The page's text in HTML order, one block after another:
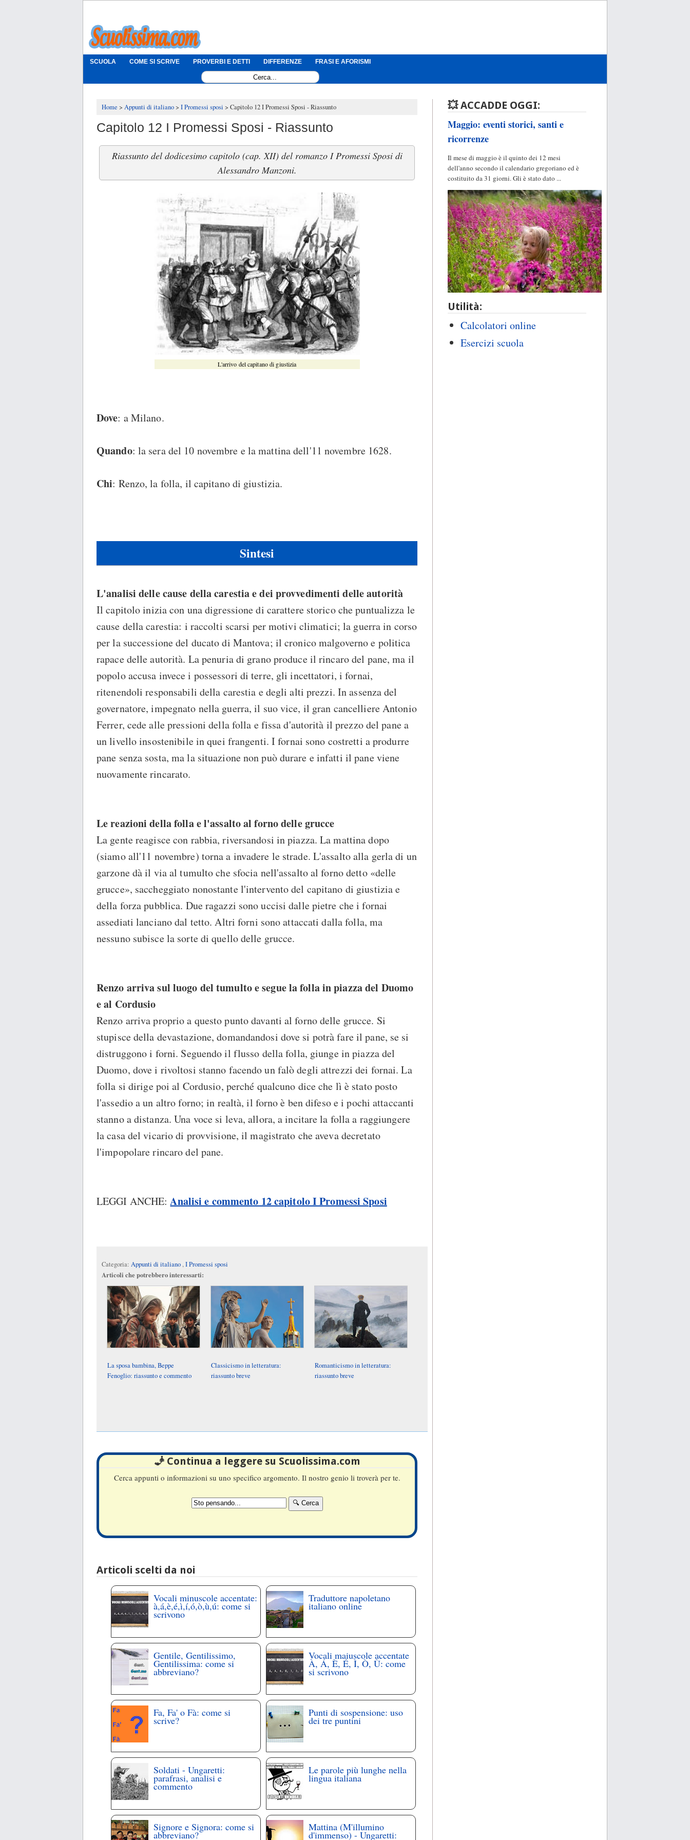
SCUOLA COME SI SCRIVE PROVERBI E DETTI DIFFERENZE FRASI E AFORISMI
Home Appunti di italiano I Promessi sposi Capitolo 12 I Promessi Sposi - Riassunto
Capitolo 12 I Promessi Sposi - Riassunto
Riassunto del dodicesimo capitolo (cap. XII) del romanzo I Promessi Sposi di
Alessandro Manzoni.
L'arrivo del capitano di giustizia
Dove: a Milano.
Quando: la sera del 10 novembre e la mattina dell'11 novembre 1628.
Chi: Renzo, la folla, il capitano di giustizia.
Sintesi
L'analisi delle cause della carestia e dei provvedimenti delle autorità
Il capitolo inizia con una digressione di carattere storico che puntualizza le
cause della carestia: i raccolti scarsi per motivi climatici; la guerra in corso
per la successione del ducato di Mantova; il cronico malgoverno e politica
rapace delle autorità. La penuria di grano produce il rincaro del pane, ma il
popolo accusa invece i possessori di terre, gli incettatori, i fornai,
ritenendoli responsabili della carestia e degli alti prezzi. In assenza del
governatore, impegnato nella guerra, il suo vice, il gran cancelliere Antonio
Ferrer, cede alle pressioni della folla e fissa d'autorità il prezzo del pane a
un livello insostenibile in quei frangenti. I fornai sono costretti a produrre
pane senza sosta, ma la situazione non può durare e infatti il pane viene
nuovamente rincarato.
Le reazioni della folla e l'assalto al forno delle grucce
La gente reagisce con rabbia, riversandosi in piazza. La mattina dopo
(siamo all'11 novembre) torna a invadere le strade. L'assalto alla gerla di un
garzone dà il via al tumulto che sfocia nell'assalto al forno detto «delle
grucce», saccheggiato nonostante l'intervento del capitano di giustizia e
della forza pubblica. Due ragazzi sono uccisi dalle pietre che i fornai
assediati lanciano dal tetto. Altri forni sono attaccati dalla folla, ma
nessuno subisce la sorte di quello delle grucce.
Renzo arriva sul luogo del tumulto e segue la folla in piazza del Duomo
e al Cordusio
Renzo arriva proprio a questo punto davanti al forno delle grucce. Si
stupisce della devastazione, domandandosi dove si potrà fare il pane, se si
distruggono i forni. Seguendo il flusso della folla, giunge in piazza del
Duomo, dove i rivoltosi stanno facendo un falò degli attrezzi dei fornai. La
folla si dirige poi al Cordusio, perché qualcuno dice che lì è stato posto
l'assedio a un altro forno; in realtà, il forno è ben difeso e i pochi attaccanti
stanno a distanza. Una voce si leva, allora, a incitare la folla a raggiungere
la casa del vicario di provvisione, il magistrato che aveva decretato
l'impopolare rincaro del pane.
LEGGI ANCHE:Analisi e commento 12 capitolo I Promessi Sposi
Categoria: Appunti di italiano,I Promessi sposi
Articoli che potrebbero interessarti:
La sposa bambina, Beppe
Fenoglio: riassunto e commento
Classicismo in letteratura:
riassunto breve
Romanticismo in letteratura:
riassunto breve
🧞 Continua a leggere su Scuolissima.com
Cerca appunti o informazioni su uno specifico argomento. Il nostro genio li troverà per te.
Articoli scelti da noi
Vocali minuscole accentate:
à,á,è,é,ì,í,ó,ò,ù,ú: come si
scrivono
Traduttore napoletano
italiano online
Gentile, Gentilissimo,
Gentilissima: come si
abbreviano?
Vocali maiuscole accentate
À, Á, È, É, Ì, Ò, Ù: come
si scrivono
Fa, Fa' o Fà: come si
scrive?
Punti di sospensione: uso
dei tre puntini
Soldati - Ungaretti:
parafrasi, analisi e
commento
Le parole più lunghe nella
lingua italiana
Signore e Signora: come si
abbreviano?
Mattina (M'illumino
d'immenso) - Ungaretti:
💥 ACCADDE OGGI:
Maggio: eventi storici, santi e
ricorrenze
Il mese di maggio è il quinto dei 12 mesi
dell'anno secondo il calendario gregoriano ed è
costituito da 31 giorni. Gli è stato dato ...
Utilità:
Calcolatori online
Esercizi scuola